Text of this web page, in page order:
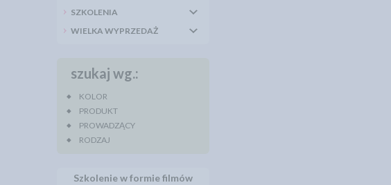
SZKOLENIA
WIELKA WYPRZEDAŻ
szukaj wg.:
KOLOR
PRODUKT
PROWADZĄCY
RODZAJ
Szkolenie w formie filmów